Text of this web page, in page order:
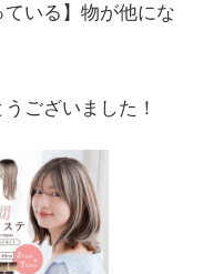
いる】物が他にな
ございました！